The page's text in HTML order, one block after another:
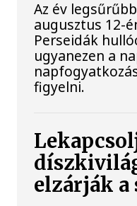
Az év
augusztus 12-
Perseidák
ugyanezen a
figyelni.
elzárják